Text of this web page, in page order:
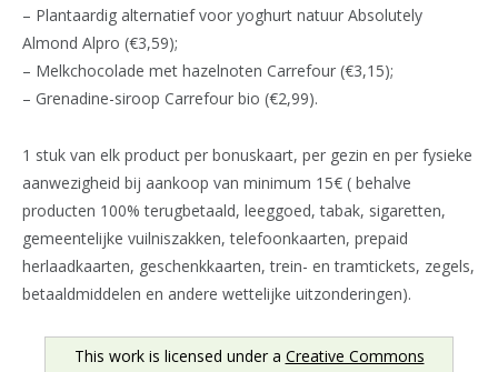
– Plantaardig alternatief voor yoghurt natuur Absolutely
Almond Alpro (€3,59);
– Melkchocolade met hazelnoten Carrefour (€3,15);
– Grenadine-siroop Carrefour bio (€2,99).
1 stuk van elk product per bonuskaart, per gezin en per fysieke
aanwezigheid bij aankoop van minimum 15€ ( behalve
producten 100% terugbetaald, leeggoed, tabak, sigaretten,
gemeentelijke vuilniszakken, telefoonkaarten, prepaid
herlaadkaarten, geschenkkaarten, trein- en tramtickets, zegels,
betaaldmiddelen en andere wettelijke uitzonderingen).
This work is licensed under a Creative Commons